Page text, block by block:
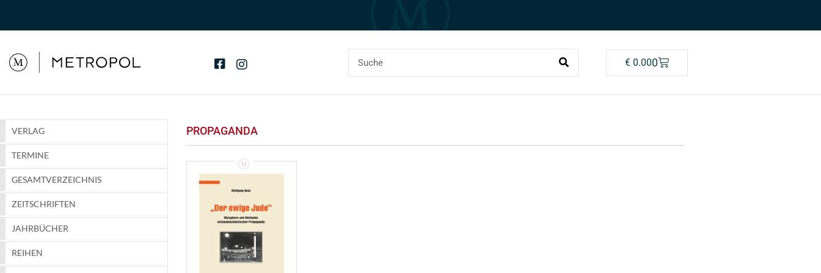
€0.000
VERLAG
TERMINE
GESAMTVERZEICHNIS
ZEITSCHRIFTEN
JAHRBÜCHER
REIHEN
PROPAGANDA